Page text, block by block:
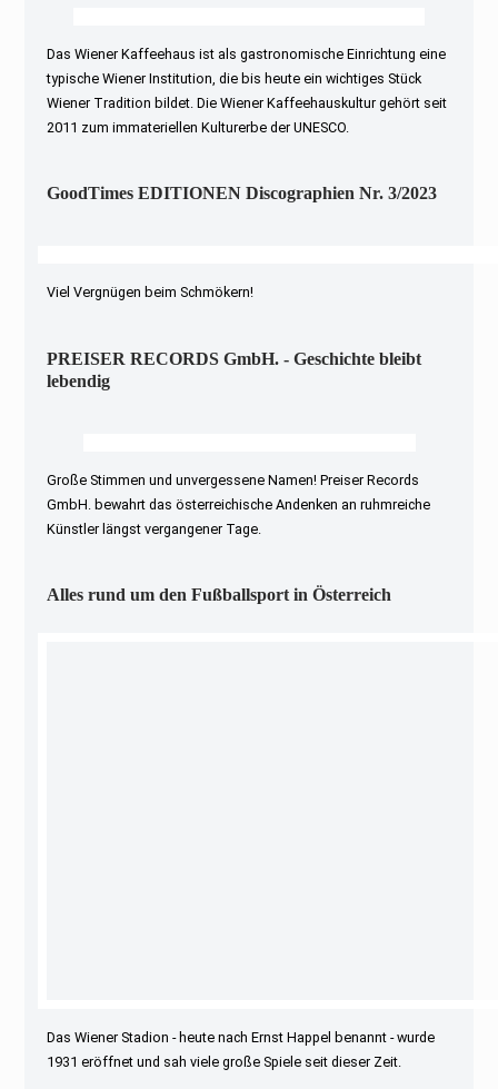
Das Wiener Kaffeehaus ist als gastronomische Einrichtung eine
typische Wiener Institution, die bis heute ein wichtiges Stück
Wiener Tradition bildet. Die Wiener Kaffeehauskultur gehört seit
2011 zum immateriellen Kulturerbe der UNESCO.
GoodTimes EDITIONEN Discographien Nr. 3/2023
Viel Vergnügen beim Schmökern!
PREISER RECORDS GmbH. - Geschichte bleibt
lebendig
Große Stimmen und unvergessene Namen! Preiser Records
GmbH. bewahrt das österreichische Andenken an ruhmreiche
Künstler längst vergangener Tage.
Alles rund um den Fußballsport in Österreich
Das Wiener Stadion - heute nach Ernst Happel benannt - wurde
1931 eröffnet und sah viele große Spiele seit dieser Zeit.